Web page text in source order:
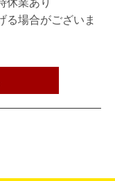
る場合がございま